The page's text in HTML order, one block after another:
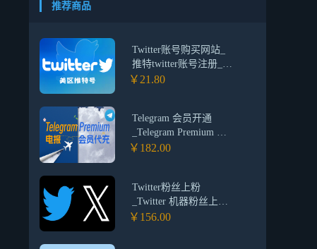
推荐商品
Twitter账号购买网站_
推特twitter账号注册_美
国推特账号交易平台
￥21.80
Telegram 会员开通
_Telegram Premium 电
报会员代开_Telegram电
￥182.00
Twitter粉丝上粉
_Twitter 机器粉丝上粉
_Twitter涨粉平台
￥156.00